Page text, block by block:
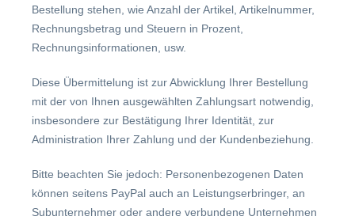
Bestellung stehen, wie Anzahl der Artikel, Artikelnummer,
Rechnungsbetrag und Steuern in Prozent,
Rechnungsinformationen, usw.
Diese Übermittelung ist zur Abwicklung Ihrer Bestellung
mit der von Ihnen ausgewählten Zahlungsart notwendig,
insbesondere zur Bestätigung Ihrer Identität, zur
Administration Ihrer Zahlung und der Kundenbeziehung.
Bitte beachten Sie jedoch: Personenbezogenen Daten
können seitens PayPal auch an Leistungserbringer, an
Subunternehmer oder andere verbundene Unternehmen